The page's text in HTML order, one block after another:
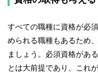
すべての職種に資格が必
められる職種もあるため
ましょう。必須資格があ
とは大前提であり、これ